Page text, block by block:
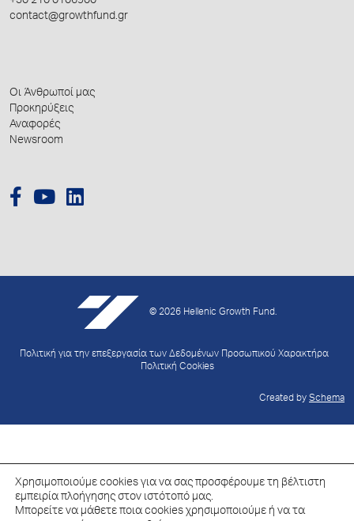
contact@growthfund.gr
Οι Άνθρωποί μας
Προκηρύξεις
Αναφορές
Newsroom
© 2026 Hellenic Growth Fund.
Πολιτική για την επεξεργασία των Δεδομένων Προσωπικού Χαρακτήρα
Πολιτική Cookies
Created by Schema
Χρησιμοποιούμε cookies για να σας προσφέρουμε τη βέλτιστη
εμπειρία πλοήγησης στον ιστότοπό μας.
Μπορείτε να μάθετε ποια cookies χρησιμοποιούμε ή να τα